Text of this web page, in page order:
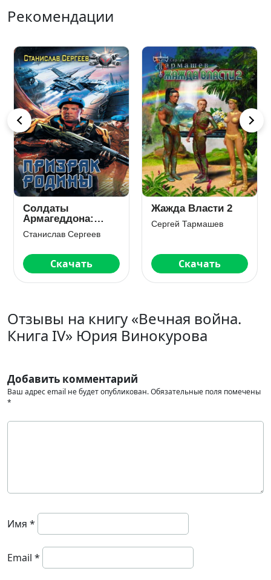
Рекомендации
Солдаты
Армагеддона:
Призрак Родины
Станислав Сергеев
Скачать
Жажда Власти 2
Сергей Тармашев
Скачать
Отзывы на книгу «Вечная война.
Книга IV» Юрия Винокурова
Добавить комментарий
Ваш адрес email не будет опубликован.Обязательные поля помечены
*
Имя *
Email *